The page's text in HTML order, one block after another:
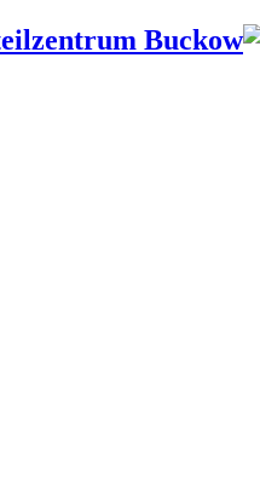
Buckow